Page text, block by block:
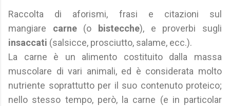
Raccolta di aforismi, frasi e citazioni sul
mangiare carne(o bistecche), e proverbi sugli
insaccati (salsicce, prosciutto, salame, ecc.).
La carne è un alimento costituito dalla massa
muscolare di vari animali, ed è considerata molto
nutriente soprattutto per il suo contenuto proteico;
nello stesso tempo, però, la carne (e in particolar